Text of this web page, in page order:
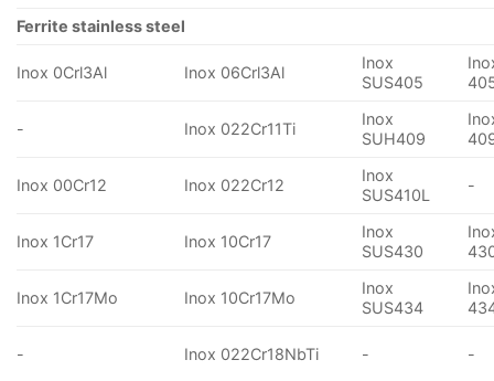
Ferrite stainless steel
Inox 0Crl3Al Inox 06Crl3Al
Inox
SUS405
- Inox 022Cr11Ti
Inox
SUH409
Inox 00Cr12 Inox 022Cr12
Inox
SUS410L
-
Inox 1Cr17 Inox 10Cr17
Inox
SUS430
Inox 1Cr17Mo Inox 10Cr17Mo
Inox
SUS434
- Inox 022Cr18NbTi - -